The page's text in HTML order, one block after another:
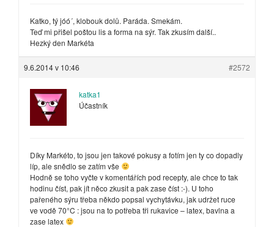
Katko, tý jóó´, klobouk dolů. Paráda. Smekám.
Teď mi přišel poštou lis a forma na sýr. Tak zkusím další..
Hezký den Markéta
9.6.2014 v 10:46 #2572
katka1
Účastník
Díky Markéto, to jsou jen takové pokusy a fotím jen ty co dopadly
líp, ale snědlo se zatím vše
Hodně se toho vyčte v komentářích pod recepty, ale chce to tak
hodinu číst, pak jít něco zkusit a pak zase číst :-). U toho
pařeného sýru třeba někdo popsal vychytávku, jak udržet ruce
ve vodě 70°C : jsou na to potřeba tři rukavice – latex, bavlna a
zase latex